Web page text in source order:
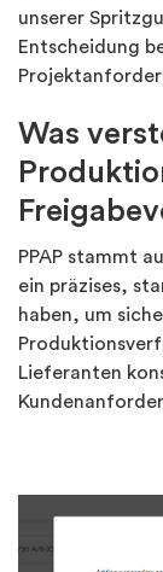
unserer
Entscheidung
Was
PPAP stammt
ein präzises,
haben, um
Lieferanten